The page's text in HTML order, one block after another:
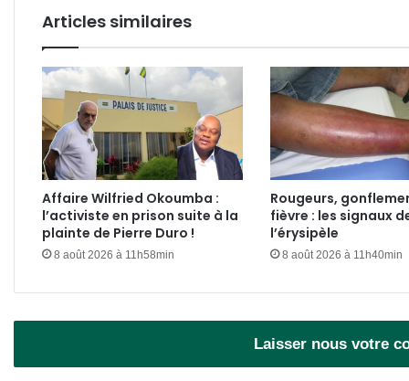
Articles similaires
Affaire Wilfried Okoumba :
l’activiste en prison suite à la
plainte de Pierre Duro !
8 août 2026 à 11h58min
Rougeurs,
fièvre : les signaux
l’érysipèle
8 août 2026 à 11h40min
Laisser nous votre